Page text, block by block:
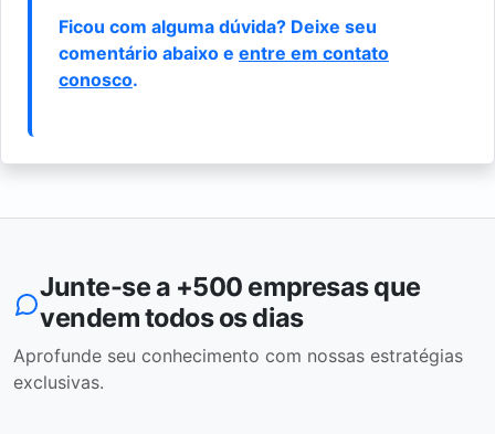
Ficou com alguma dúvida? Deixe seu
comentário abaixo e entre em contato
conosco.
Junte-se a +500 empresas que
vendem todos os dias
Aprofunde seu conhecimento com nossas estratégias
exclusivas.